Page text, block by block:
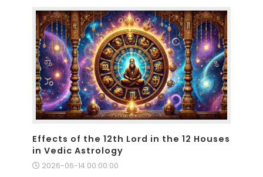
Effects of the 12th Lord in the 12 Houses
in Vedic Astrology
2026-06-14 00:00:00